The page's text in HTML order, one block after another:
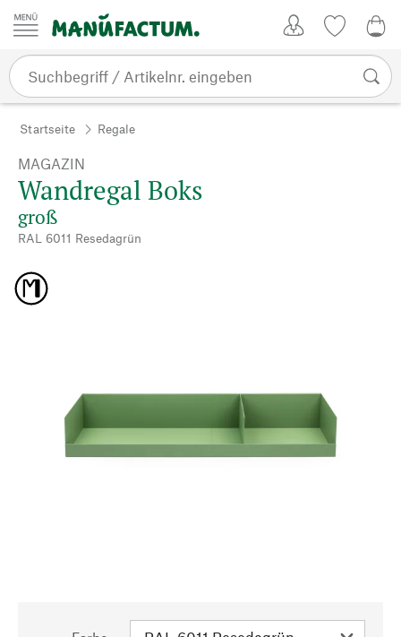
Zum Inhalt springen
Startseite Regale
MAGAZIN
Wandregal Boks
groß
RAL 6011 Resedagrün